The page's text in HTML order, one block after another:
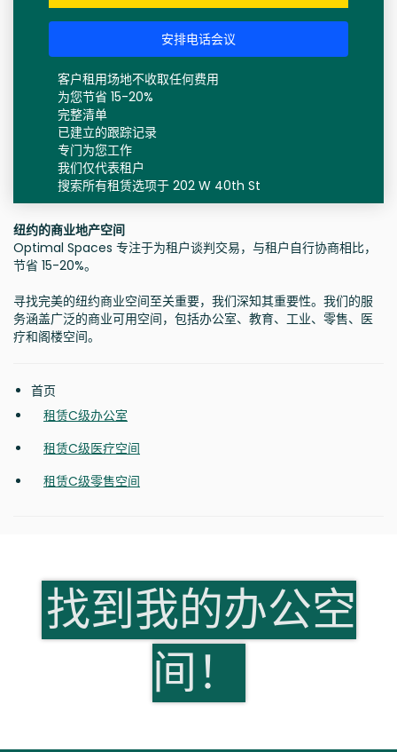
安排电话会议
客户租用场地不收取任何费用
为您节省 15-20%
完整清单
已建立的跟踪记录
专门为您工作
我们仅代表租户
搜索所有租赁选项于 202 W 40th St
纽约的商业地产空间
Optimal Spaces 专注于为租户谈判交易，与租户自行协商相比，
节省 15-20%。
寻找完美的纽约商业空间至关重要，我们深知其重要性。我们的服
务涵盖广泛的商业可用空间，包括办公室、教育、工业、零售、医
疗和阁楼空间。
首页
租赁C级办公室
租赁C级医疗空间
租赁C级零售空间
找到我的办公空
间！